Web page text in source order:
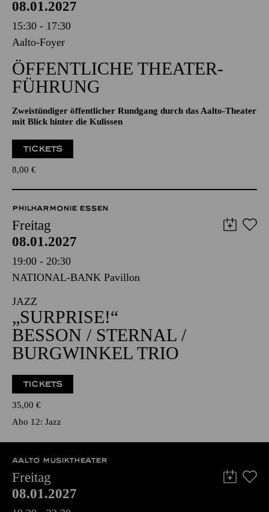
AALTO BALLETT ESSEN
Freitag
08.01.2027
15:30 - 17:30
Aalto-Foyer
ÖFFENTLICHE THEATER­
FÜHRUNG
Zweistündiger öffentlicher Rundgang durch das Aalto-Theater
mit Blick hinter die Kulissen
8,00 €
PHILHARMONIE ESSEN
Freitag
08.01.2027
19:00 - 20:30
NATIONAL-BANK Pavillon
JAZZ
„SURPRISE!“
BESSON / STERNAL /
BURGWINKEL TRIO
TICKETS
35,00€
Abo 12: Jazz
AALTO MUSIKTHEATER